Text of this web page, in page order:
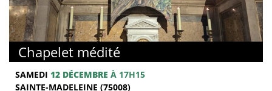
Chapelet médité
SAMEDI 12 DÉCEMBRE À 17H15
SAINTE-MADELEINE (75008)